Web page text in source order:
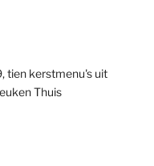
tien kerstmenu's uit
Thuis